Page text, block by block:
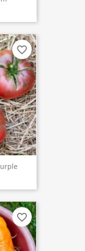
favorite_border
favorite_border